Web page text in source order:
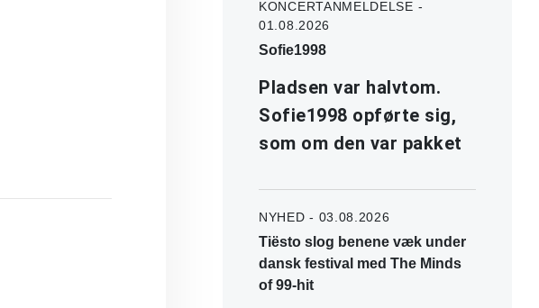
KONCERTANMELDELSE -
01.08.2026
Sofie1998
Pladsen var halvtom.
Sofie1998 opførte sig,
som om den var pakket
NYHED - 03.08.2026
Tiësto slog benene væk under
dansk festival med The Minds
of 99-hit